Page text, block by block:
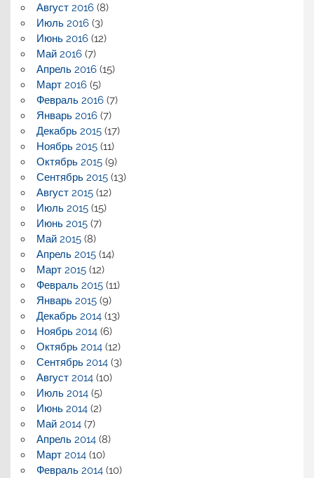
Август 2016(8)
Июль 2016(3)
Июнь 2016(12)
Май 2016(7)
Апрель 2016(15)
Март 2016(5)
Февраль 2016(7)
Январь 2016(7)
Декабрь 2015(17)
Ноябрь 2015(11)
Октябрь 2015(9)
Сентябрь 2015(13)
Август 2015(12)
Июль 2015(15)
Июнь 2015(7)
Май 2015(8)
Апрель 2015(14)
Март 2015(12)
Февраль 2015(11)
Январь 2015(9)
Декабрь 2014(13)
Ноябрь 2014(6)
Октябрь 2014(12)
Сентябрь 2014(3)
Август 2014(10)
Июль 2014(5)
Июнь 2014(2)
Май 2014(7)
Апрель 2014(8)
Март 2014(10)
Февраль 2014(10)